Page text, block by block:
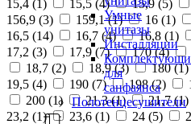
Умные
унитазы
Инсталляции
для
санфаянса
Полотенцесушители
15,4 (1 ) 15,5 (4) 15,9 (5)
156,9 (3) 159,1 (1) 16 (1)
16,5 (14) 16,7 (4) 16,8 (1)
17,2 (3) 17,9 (7) 170 (4)
18,7 (2) 18,9 (3) 180 (1)
19,5 (4) 190 (7) 198 (2)
200 (1) 21,3 (1) 21,7 (1)
23,2 (1) 23,6 (1) 24 (5)